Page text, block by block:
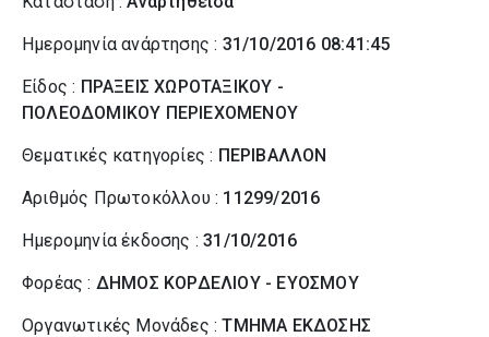
Ημερομηνία ανάρτησης : 31/10/2016 08:41:45
Είδος : ΠΡΑΞΕΙΣ ΧΩΡΟΤΑΞΙΚΟΥ -
ΠΟΛΕΟΔΟΜΙΚΟΥ ΠΕΡΙΕΧΟΜΕΝΟΥ
Θεματικές κατηγορίες : ΠΕΡΙΒΑΛΛΟΝ
Αριθμός Πρωτοκόλλου : 11299/2016
Ημερομηνία έκδοσης :31/10/2016
Φορέας : ΔΗΜΟΣ ΚΟΡΔΕΛΙΟΥ - ΕΥΟΣΜΟΥ
Οργανωτικές Μονάδες :ΤΜΗΜΑ ΕΚΔΟΣΗΣ